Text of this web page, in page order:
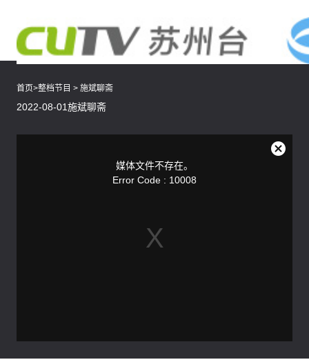
首页>整档节目 > 施斌聊斋
2022-08-01施斌聊斋
媒体文件不存在。
Error Code : 10008
关